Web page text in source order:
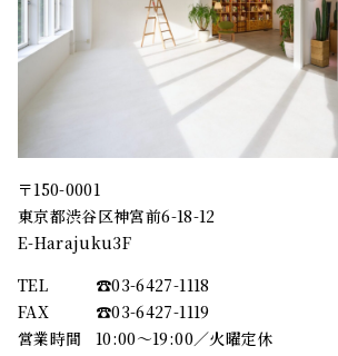
〒150-0001
東京都渋谷区神宮前6-18-12
E-Harajuku3F
TEL
☎︎03-6427-1118
FAX
☎︎03-6427-1119
営業時間
10:00～19:00／火曜定休